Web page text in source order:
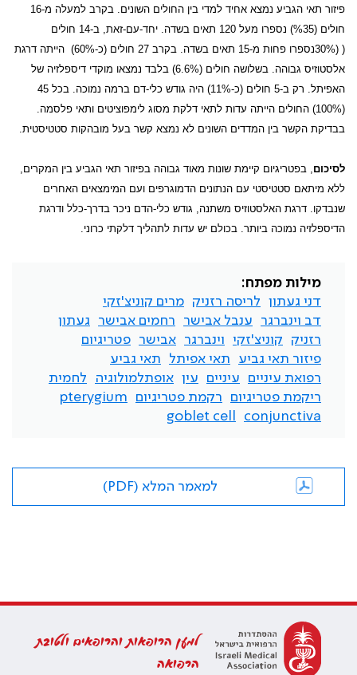
פיזור תאי הגביע נמצא אחיד למדי בין החולים השונים. בקרב למעלה מ-16
חולים (35
%
) נספרו מעל 120 תאים בשדה. יחד-עם-זאת, ב-14 חולים
(
(30% נספרו פחות מ-15 תאים בשדה. בקרב 27 חולים (כ-60%)
הייתה דרגת
אלסטוזיס גבוהה. בשלושה חולים (6.6%) בלבד נמצאו מוקדי דיספלזיה של
האפיתל. רק ב-5 חולים (כ-11%) היה גודש כלי-דם ברמה נמוכה. בכל 45
(100%) החולים הייתה עדות לתאי דלקת מסוג לימפוציטים ותאי פלסמה.
בבדיקת הקשר בין המדדים השונים לא נמצא קשר בעל מובהקות סטטיסטית.
לסיכום, בפטריגיום קיימת שונות מאוד גבוהה בפיזור תאי הגביע בין המקרים,
ללא מיתאם סטטיסטי עם הנתונים הדמוגרפים ועם המימצאים האחרים
שנבדקו. דרגת האלסטוזיס משתנה, גודש כלי-הדם ניכר בדרך-כלל ודרגת
הדיספלזיה נמוכה ביותר. בכולם יש עדות לתהליך דלקתי כרוני.
מילות מפתח:
דני געתון
לריסה רזניק
מרים קוניצ'זקי
דב וינברגר
ענבל אבישר רחמים אבישר
געתון
רזניק
קוניצ'זקי וינברגר אבישר
פטריגיום
פיזור תאי גביע
תאי אפיתל
תאי גביע
רפואת עיניים
עיניים עין אופתלמולוגיה
לחמית
ריקמת פטריגיום
רקמת פטריגיום
pterygium
conjunctiva
goblet cell
למאמר המלא (PDF)
למען הרופאות והרופאים ולטובת
הרפואה